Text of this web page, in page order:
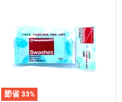
節省 33%